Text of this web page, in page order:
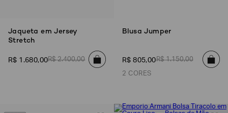
Jaqueta em Jersey
Stretch
R$ 1 .680,00R$ 2.400,00
Blusa Jumper
R$ 805,00R$ 1.150,00
2 CORES